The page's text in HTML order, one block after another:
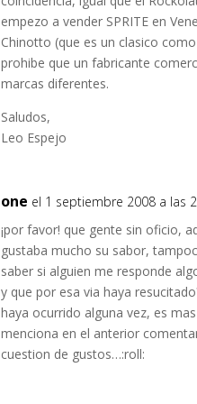
empezo a vender SPRITE en
Chinotto (que es un clasico
prohibe que un fabricante
marcas diferentes.
Saludos,
Leo Espejo
one el 1 septiembre 2008 a las
¡por favor! que gente sin oficio,
gustaba mucho su sabor,
saber si alguien me responde
y que por esa via haya
haya ocurrido alguna vez, es
menciona en el anterior
cuestion de gustos…:roll: